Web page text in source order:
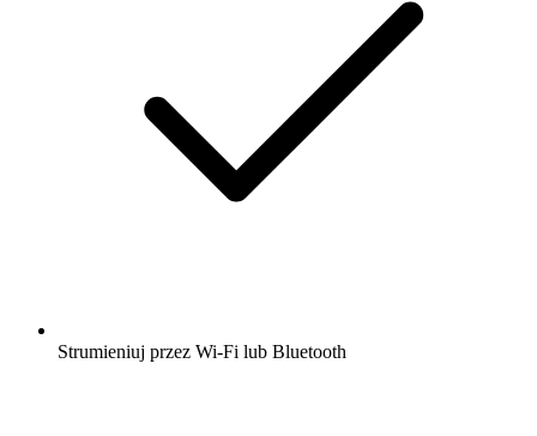
Strumieniuj przez Wi-Fi lub Bluetooth